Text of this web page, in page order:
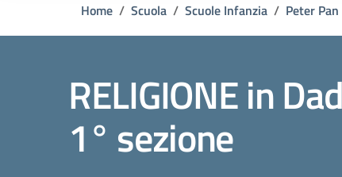
Home Scuola Scuole Infanzia Peter Pan
RELIGIONE in
1° sezione